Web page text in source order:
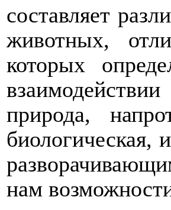
составляет
животных,
которых
природа,
биологическая,
нам